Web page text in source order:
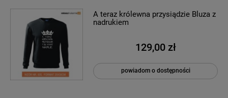
A teraz królewna przysiądzie Bluza z
nadrukiem
129,00 zł
powiadom o dostępności